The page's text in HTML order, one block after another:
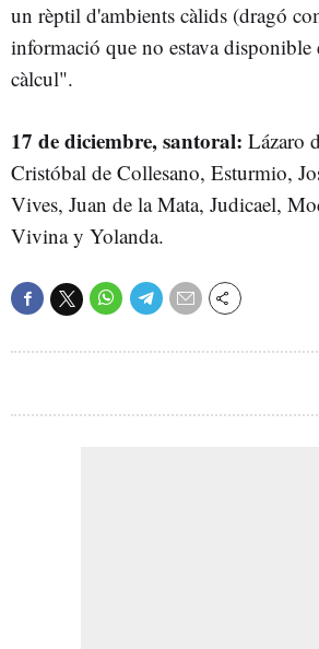
un rèptil d'ambients càlids (dragó
informació que no estava disponible
càlcul".
17 de diciembre, santoral: Lázaro
Cristóbal de Collesano, Esturmio,
Vives, Juan de la Mata, Judicael,
Vivina y Yolanda.